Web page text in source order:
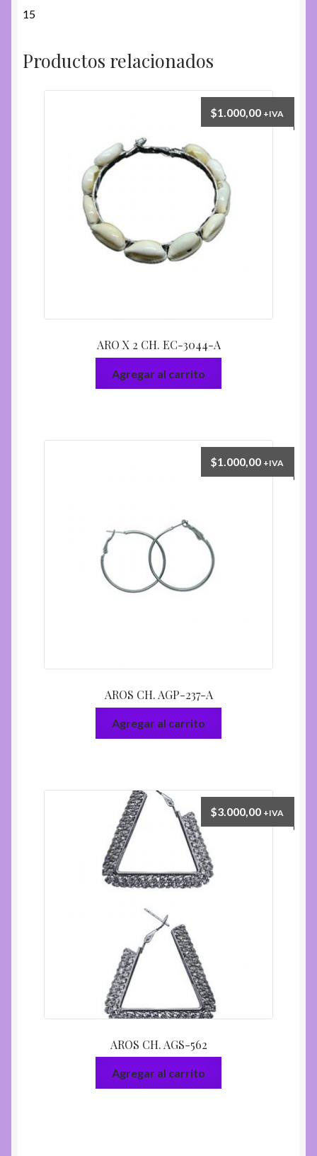
15
Productos relacionados
ARO X 2 CH. EC-3044-A
$1.000,00 +IVA
Agregar al carrito
AROS CH. AGP-237-A
$1.000,00 +IVA
Agregar al carrito
AROS CH. AGS-562
$3.000,00 +IVA
Agregar al carrito